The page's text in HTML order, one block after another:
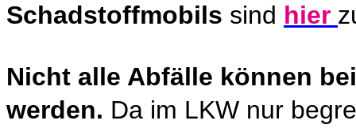
Schadstoffmobils sind hier
Nicht alle Abfälle können
werden. Da im LKW nur